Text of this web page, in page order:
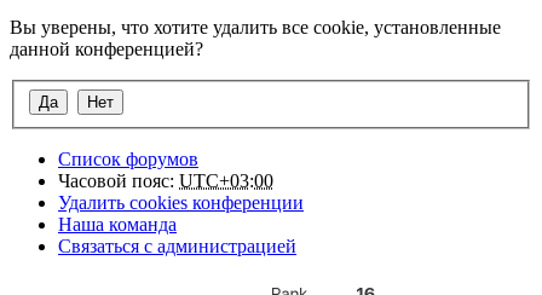
Вы уверены, что хотите удалить все cookie, установленные
данной конференцией?
Список форумов
Часовой пояс: UTC+03:00
Удалить cookies конференции
Наша команда
Связаться с администрацией